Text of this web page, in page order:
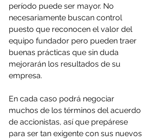
período puede ser mayor. No
necesariamente buscan control
puesto que reconocen el valor del
equipo fundador pero pueden traer
buenas prácticas que sin duda
mejorarán los resultados de su
empresa.
En cada caso podrá negociar
muchos de los términos del acuerdo
de accionistas, así que prepárese
para ser tan exigente con sus nuevos